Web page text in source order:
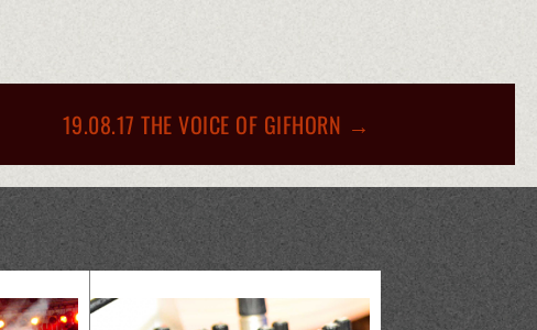
19.08.17 THE VOICE OF GIFHORN →